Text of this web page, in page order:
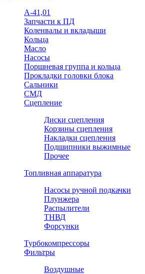
А-41,01
Запчасти к ПД
Коленвалы и вкладыши
Кольца
Масло
Насосы
Поршневая группа и кольца
Прокладки головки блока
Сальники
СМД
Сцепление
Диски сцепления
Корзины сцепления
Накладки сцепления
Подшипники выжимные
Прочее
Топливная аппаратура
Насосы ручной подкачки
Плунжера
Распылители
ТНВД
Форсунки
Турбокомпрессоры
Фильтры
Воздушные